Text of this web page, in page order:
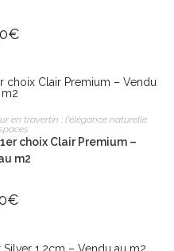
€
PANIER
en travertin : l'élégance naturelle
choix Clair Premium –
m2
€